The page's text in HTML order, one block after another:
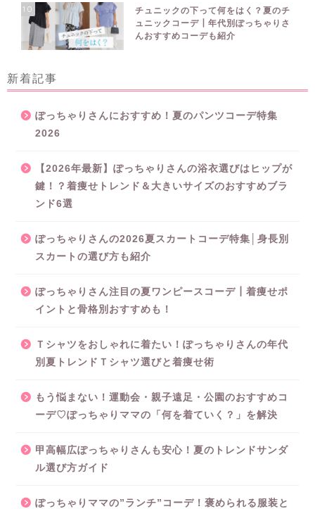
10
チュニックの下って何をはく？夏のチ
ュニックコーデ┃年代別ぽっちゃりさ
んおすすめコーデも紹介
新着記事
ぽっちゃりさんにおすすめ！夏のパンツコーデ特集
2026
【2026年最新】ぽっちゃりさんの浴衣選びはヒップが
鍵！？着痩せトレンド＆大きいサイズのおすすめブラ
ンド6選
ぽっちゃりさんの2026夏スカートコーデ特集│身長別
スカートの選び方も紹介
ぽっちゃりさん注目の夏ワンピースコーデ┃着痩せポ
イントと骨格別おすすめも！
Ｔシャツをおしゃれに着たい！ぽっちゃりさんの年代
別夏トレンドＴシャツ選びと着痩せ術
もう悩まない！運動会・親子遠足・公園のおすすめコ
ーデ♡ぽっちゃりママの「何を着ていく？」を解決
甲高幅広ぽっちゃりさんも安心！夏のトレンドサンダ
ル選び方ガイド
ぽっちゃりママの”ランチ”コーデ！褒められる服装と